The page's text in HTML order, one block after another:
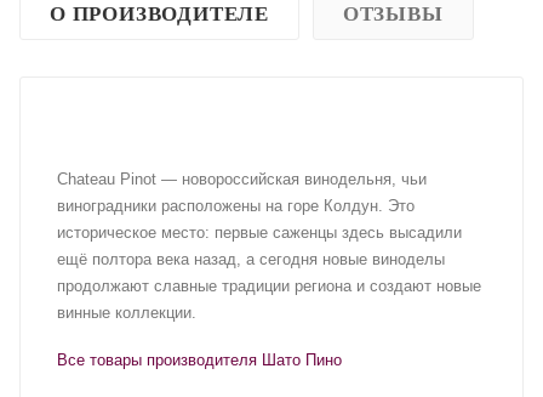
О ПРОИЗВОДИТЕЛЕ ОТЗЫВЫ
Chateau Pinot — новороссийская винодельня, чьи
виноградники расположены на горе Колдун. Это
историческое место: первые саженцы здесь высадили
ещё полтора века назад, а сегодня новые виноделы
продолжают славные традиции региона и создают новые
винные коллекции.
Все товары производителя Шато Пино